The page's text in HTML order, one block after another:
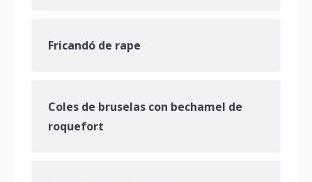
Fricandó de rape
Coles de bruselas con bechamel de
roquefort